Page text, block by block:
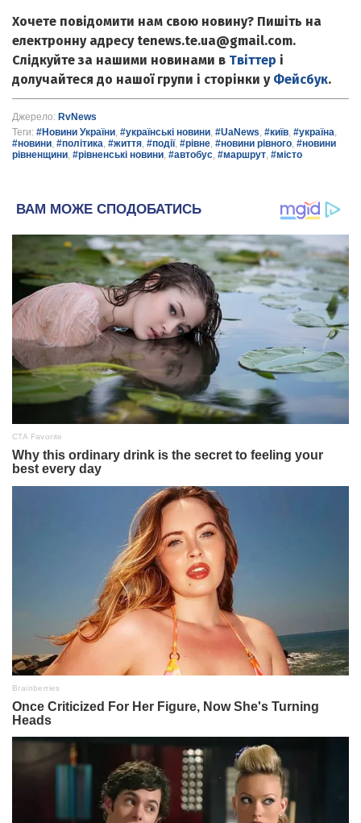
Хочете повідомити нам свою новину? Пишіть на
електронну адресу tenews.te.ua@gmail.com.
Слідкуйте за нашими новинами в Твіттер і
долучайтеся до нашої групи і сторінки у Фейсбук.
Джерело: RvNews
Теги: #Новини України, #українські новини, #UaNews, #київ, #україна,
#новини, #політика, #життя, #події, #рівне, #новини рівного, #новини
рівненщини, #рівненські новини, #автобус, #маршрут, #місто